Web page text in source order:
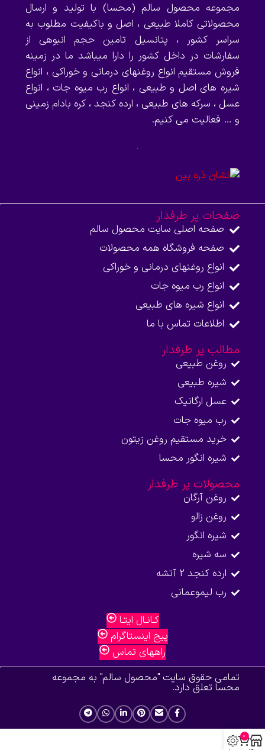
مجموعه محصول سالم (محسا) با تولید و ارسال
محصولاتی کاملا طبیعی ، اصل و باکیفیت مطلوب به
سراسر کشور ، پتانسیل تامین حجم انبوهی از
سفارشات در داخل کشور را دارا میباشد ما در زمینه
فروش مستقیم انواع روغنهای درمانی و خوراکی ، انواع
شیره های اصل و طبیعی ، انواع رب میوه جات ، انواع
عسل ، سرکه های طبیعی ، ارده کنجد ، کره بادام زمینی
و … فعالیت می کنیم.
صفحات پر طرفدار
صفحه اصلی سایت محصول سالم
صفحه فروشگاه همه محصولات​
انواع روغنهای درمانی و خوراکی
انواع رب میوه جات
انواع شیره های طبیعی
اطلاعات تماس با ما​
مطالب پر طرفدار
روغن طبیعی
شیره طبیعی
عسل ارگانیک
رب میوه جات
خرید مستقیم روغن زیتون
شیره انگور محسا
محصولات پر طرفدار
روغن آرگان
روغن زالو
شیره انگور
سه شیره
ارده کنجد 2 آتشه
رب لیموعمانی
کـانـال ایتـا
پیج اینستاگرام
راههای تماس
تمامی حقوق سایت "محصول سالم" به مجموعه
محسا تعلق دارد.
0